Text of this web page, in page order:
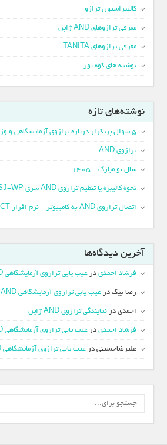
کالیبراسیون ترازو
معرفی ترازوهای AND ژاپن
معرفی ترازوهای TANITA
نوشته های کوه نور
نوشته‌های تازه
5 سوال پرتکرار درباره ترازوی آزمایشگاهی و وزنه کالیبراسیون
ترازوی AND
سال نو مبارک – 1405
نحوه کالیبره یا تنظیم ترازوی AND سری SJ-WP
اتصال ترازوی AND به کامپیوتر – نرم افزار WINCT
آخرین دیدگاه‌ها
فرشاد احمدی درعیب یابی ترازوی آزمایشگاهی AND سری GR
رضا بیگ درعیب یابی ترازوی آزمایشگاهی AND سری GR
احمدی درنمایندگی ترازوی AND ژاپن
فرشاد احمدی درعیب یابی ترازوی آزمایشگاهی AND سری GR
علیرضاحسینی درعیب یابی ترازوی آزمایشگاهی AND سری GR